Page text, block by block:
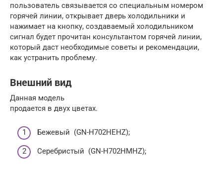
пользователь связывается со специальным номером
горячей линии, открывает дверь холодильники и
нажимает на кнопку, создаваемый холодильником
сигнал будет прочитан консультантом горячей линии,
который даст необходимые советы и рекомендации,
как устранить проблему.
Внешний вид
Данная модель
продается в двух цветах.
Бежевый (GN-H702HEHZ);
Серебристый (GN-H702HMHZ);